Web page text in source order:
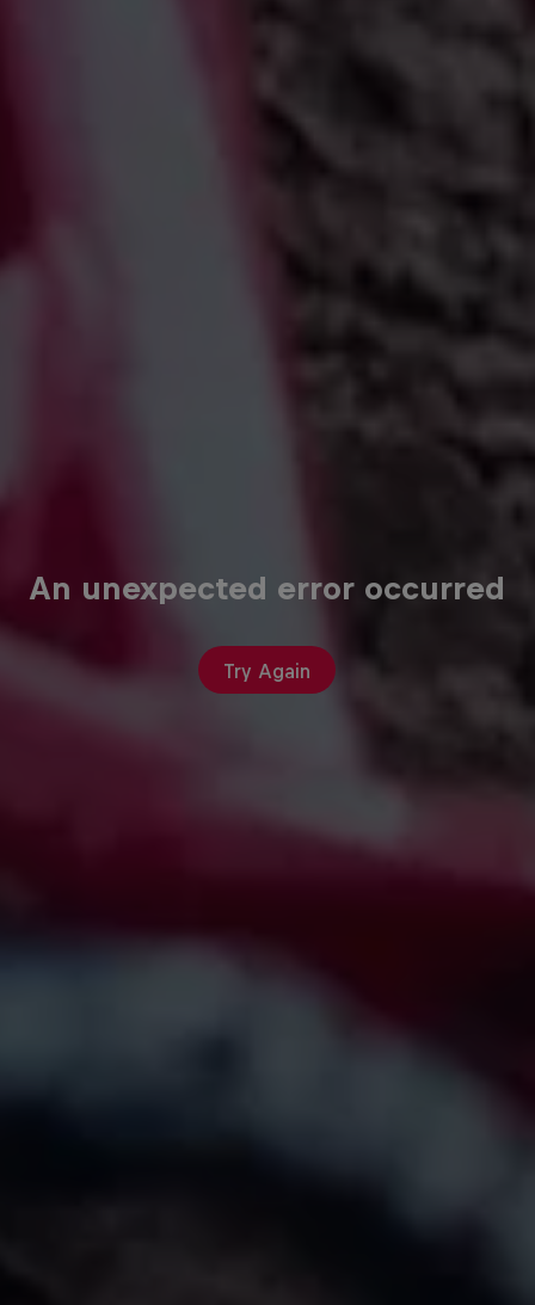
An unexpected error occurred
Try Again